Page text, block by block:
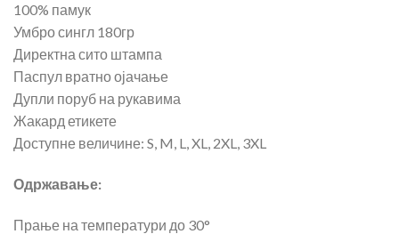
100% памук
Умбро сингл 180гр
Директна сито штампа
Паспул вратно ојачање
Дупли поруб на рукавима
Жакард етикете
Доступне величине: S, M, L, XL, 2XL, 3XL
Одржавање:
Прање на температури до 30°